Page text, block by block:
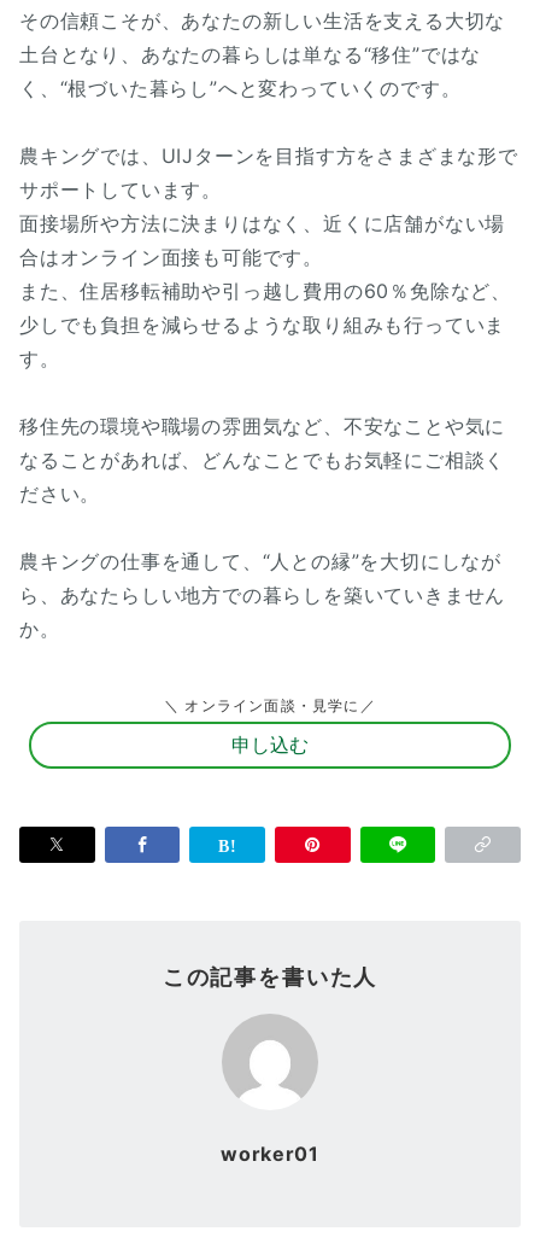
その信頼こそが、あなたの新しい生活を支える大切な
土台となり、あなたの暮らしは単なる“移住”ではな
く、“根づいた暮らし”へと変わっていくのです。
農キングでは、UIJターンを目指す方をさまざまな形で
サポートしています。
面接場所や方法に決まりはなく、近くに店舗がない場
合はオンライン面接も可能です。
また、住居移転補助や引っ越し費用の60％免除など、
少しでも負担を減らせるような取り組みも行っていま
す。
移住先の環境や職場の雰囲気など、不安なことや気に
なることがあれば、どんなことでもお気軽にご相談く
ださい。
農キングの仕事を通して、“人との縁”を大切にしなが
ら、あなたらしい地方での暮らしを築いていきません
か。
＼ オンライン面談・見学に／
申し込む
この記事を書いた人
worker01